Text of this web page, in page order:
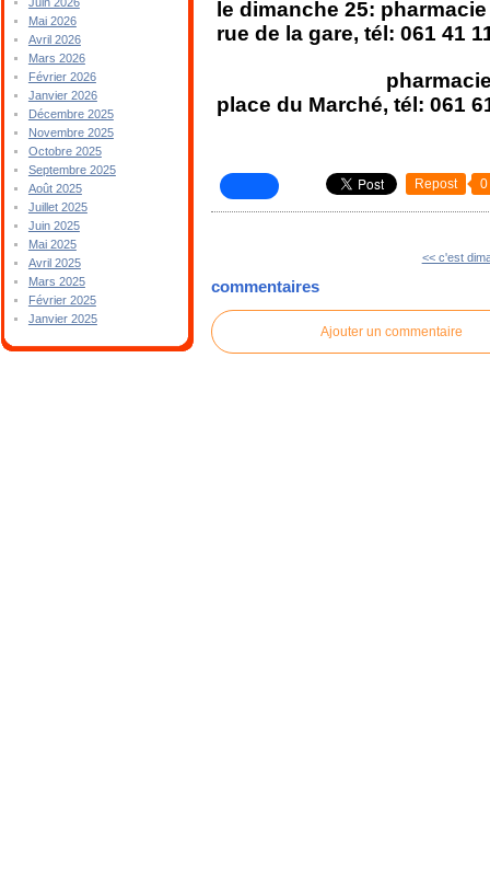
Mai 2026
Avril 2026
Mars 2026
Février 2026
Janvier 2026
Décembre 2025
Novembre 2025
Octobre 2025
Septembre 2025
Août 2025
Juillet 2025
Juin 2025
Mai 2025
Avril 2025
Mars 2025
Février 2025
Janvier 2025
le dimanche 25:
rue de la gare, tél: 061 41
pharmacie
place du Marché, tél: 061
Repost 0
<< c'est
commentaires
Ajouter un commentaire